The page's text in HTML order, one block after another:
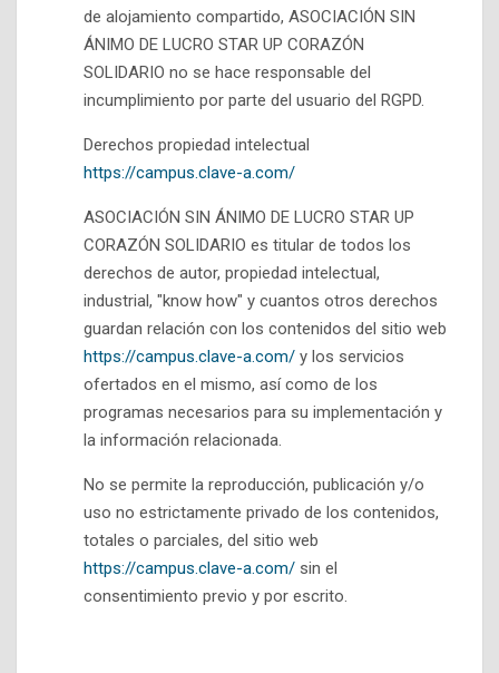
de alojamiento compartido, ASOCIACIÓN SIN
ÁNIMO DE LUCRO STAR UP CORAZÓN
SOLIDARIO no se hace responsable del
incumplimiento por parte del usuario del RGPD.
Derechos propiedad intelectual
https://campus.clave-a.com/
ASOCIACIÓN SIN ÁNIMO DE LUCRO STAR UP
CORAZÓN SOLIDARIO es titular de todos los
derechos de autor, propiedad intelectual,
industrial, "know how" y cuantos otros derechos
guardan relación con los contenidos del sitio web
https://campus.clave-a.com/ y los servicios
ofertados en el mismo, así como de los
programas necesarios para su implementación y
la información relacionada.
No se permite la reproducción, publicación y/o
uso no estrictamente privado de los contenidos,
totales o parciales, del sitio web
https://campus.clave-a.com/ sin el
consentimiento previo y por escrito.